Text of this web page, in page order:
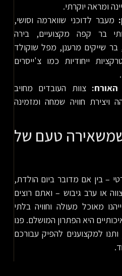
ומראה יוקרתי.
מעבר לדוכני שווארמה וסושי,
בר קפה מקצועיים, בירה
בר שייקים מרענן, מפל שוקולד
ייחודיות כמו צ'ייסרים
צוות העובדים מחויב
ויצירת חוויה שמחה ומזמינה
שמשאירה טעם של
– בין אם מדובר ביום הולדת,
או ערב גיבוש – ואתם רוצים
מאוכל מעולה וחוויה בלתי
היא הפתרון המושלם. פנו
למקצוענים להפיק עבורכם